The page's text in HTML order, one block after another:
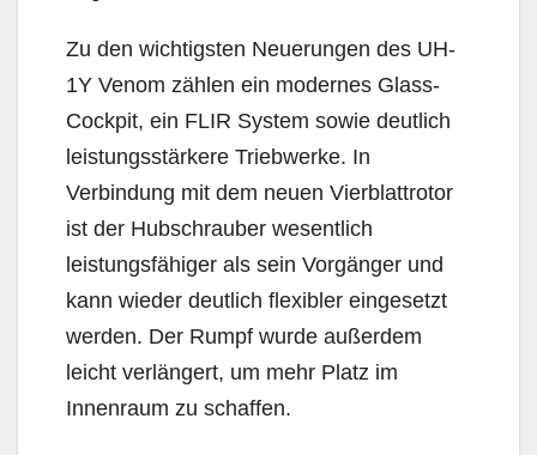
Zu den wichtigsten Neuerungen des UH-
1Y Venom zählen ein modernes Glass-
Cockpit, ein FLIR System sowie deutlich
leistungsstärkere Triebwerke. In
Verbindung mit dem neuen Vierblattrotor
ist der Hubschrauber wesentlich
leistungsfähiger als sein Vorgänger und
kann wieder deutlich flexibler eingesetzt
werden. Der Rumpf wurde außerdem
leicht verlängert, um mehr Platz im
Innenraum zu schaffen.